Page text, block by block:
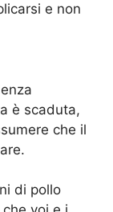
e non
è scaduta,
che il
di pollo